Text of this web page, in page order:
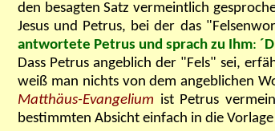
den besagten Satz vermeintlich
Jesus und Petrus, bei der das
antwortete Petrus und sprach zu Ihm:
Dass Petrus angeblich der "Fels" sei,
weiß man nichts von dem angeblichen
Matthäus-Evangelium ist Petrus
bestimmten Absicht einfach in die